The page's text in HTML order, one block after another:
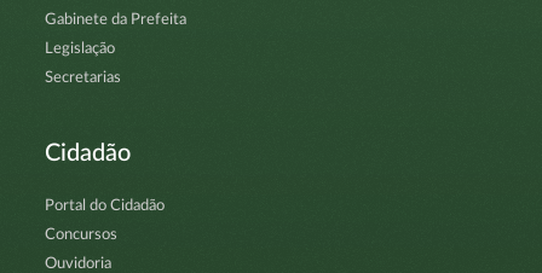
Gabinete da Prefeita
Legislação
Secretarias
Cidadão
Portal do Cidadão
Concursos
Ouvidoria